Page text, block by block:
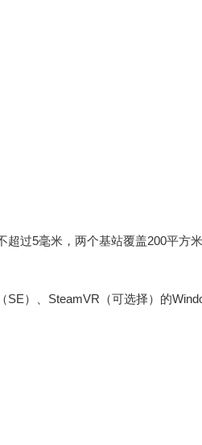
过5毫米，两个基站覆盖200平方
SE）、SteamVR（可选择）的